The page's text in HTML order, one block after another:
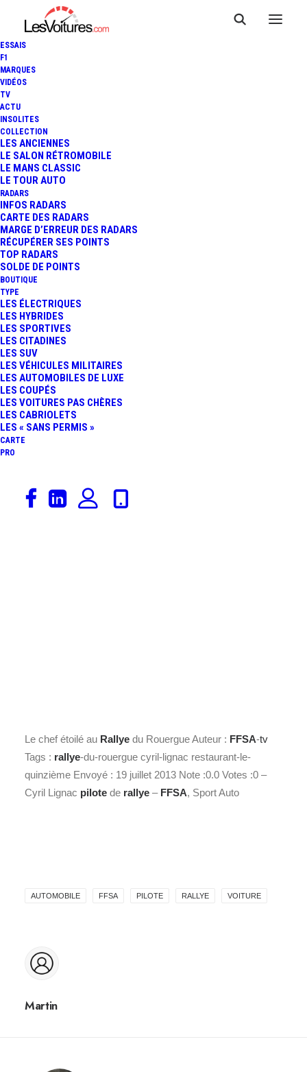
ESSAIS
F1
MARQUES
VIDÉOS
TV
ACTU
INSOLITES
COLLECTION
LES ANCIENNES
LE SALON RÉTROMOBILE
LE MANS CLASSIC
LE TOUR AUTO
RADARS
INFOS RADARS
CARTE DES RADARS
MARGE D’ERREUR DES RADARS
RÉCUPÉRER SES POINTS
TOP RADARS
SOLDE DE POINTS
BOUTIQUE
TYPE
LES ÉLECTRIQUES
LES HYBRIDES
LES SPORTIVES
LES CITADINES
LES SUV
LES VÉHICULES MILITAIRES
LES AUTOMOBILES DE LUXE
LES COUPÉS
LES VOITURES PAS CHÈRES
LES CABRIOLETS
LES « SANS PERMIS »
CARTE
PRO
CYRIL LIGNAC PILOTE DE
Le chef étoilé au Rallye du Rouergue Auteur : FFSA-tv
Tags : rallye-du-rouergue cyril-lignac restaurant-le-
quinzième Envoyé : 19 juillet 2013 Note :0.0 Votes :0 –
Cyril Lignac pilote de rallye – FFSA, Sport Auto
AUTOMOBILE FFSA PILOTE RALLYE VOITURE
Martin